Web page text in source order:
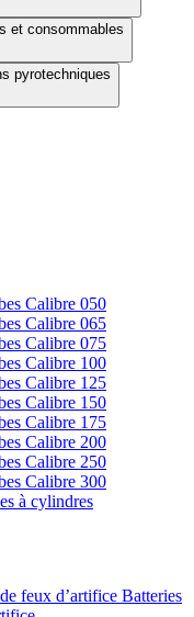
et consommables
pyrotechniques
Calibre 050
Calibre 065
Calibre 075
Calibre 100
Calibre 125
Calibre 150
Calibre 175
Calibre 200
Calibre 250
Calibre 300
à cylindres
Batteries